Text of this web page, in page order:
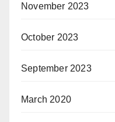
November 2023
October 2023
September 2023
March 2020